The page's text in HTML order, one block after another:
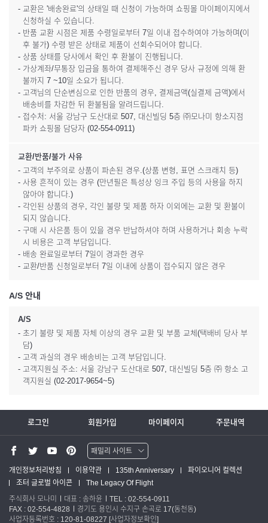
- 교환은 '배송완료'의 상태일 때 신청이 가능하며 쇼핑몰 마이페이지에서
신청하실 수 있습니다.
- 반품 교환 시점은 제품 수령일로부터 7일 이내 접수하여야 가능하며(이
후 불가) 수령 받은 상태로 제품이 선회수되어야 합니다.
- 상품 상태를 당사에서 확인 후 환불이 진행됩니다.
- 가상계좌/무통장 입금을 통하여 결제해주신 경우 당사 규정에 의해 환
불까지 7 ~10일 소요가 됩니다.
- 고객님의 단순변심으로 인한 반품의 경우, 결제금액(실결제 금액)에서
배송비를 차감한 뒤 환불됨을 알려드립니다.
- 접수처: 서울 강남구 도산대로 507, 대신빌딩 5층 ㈜모나미 항소지점
파카 쇼핑몰 담당자 (02-554-0911)
교환/반품/불가 사유
- 고객의 부주의로 상품이 파손된 경우.(상품 변형, 표면 스크래치 등)
- 사용 흔적이 있는 경우 (만년필은 특성상 잉크 주입 등의 사용을 하지
않아야 합니다.)
- 각인된 상품의 경우, 각인 불량 및 제품 하자 이외에는 교환 및 환불이
되지 않습니다.
- 구매 시 사은품 등이 있을 경우 반납하셔야 하며 사용하거나 회송 누락
시 비용은 고객 부담입니다.
- 배송 완료일로부터 7일이 경과한 경우
- 교환/반품 신청일로부터 7일 이내에 상품이 접수되지 않은 경우
A/S 안내
A/S
- 초기 불량 및 제품 자체 이상의 경우 교환 및 부품 교체(택배비 당사 부
담)
- 고객 과실의 경우 배송비는 고객 부담입니다.
- 고객지원실 주소: 서울 강남구 도산대로 507, 대신빌딩 5층 ㈜ 항소 고
객지원실 (02-2017-9654~5)
로그인 회원가입 마이페이지 주문내역
패밀리 사이트
워터맨 쇼핑몰
파카 글로벌
개인정보처리방침 이용약관 135th Anniversary
파이오니어 컬렉션
조터 글로벌 아이콘
The Legacy Of Flight
주식회사 모나미
대표 : 송하윤
TEL : 02-554-0911
FAX : 02-554-4828
경기도 용인시 수지구 손곡로 17(동천동)
사업자등록번호 : 120-81-08227 [사업자정보확인]